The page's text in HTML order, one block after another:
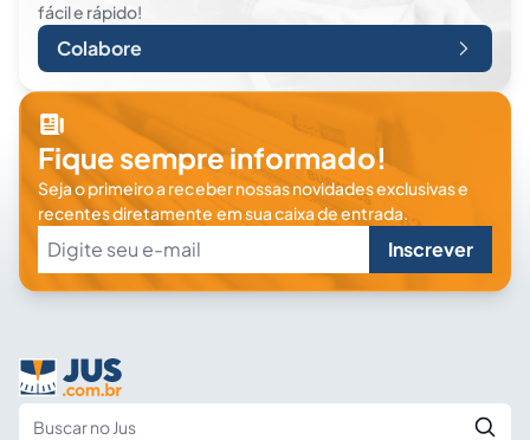
fácil e rápido!
Colabore
Fique sempre informado!
Seja o primeiro a receber nossas novidades exclusivas e
recentes diretamente em sua caixa de entrada.
Inscrever